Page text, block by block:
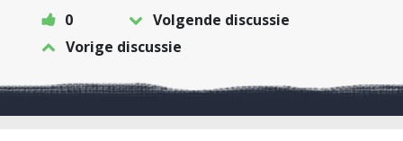
0
Volgende discussie
Vorige discussie